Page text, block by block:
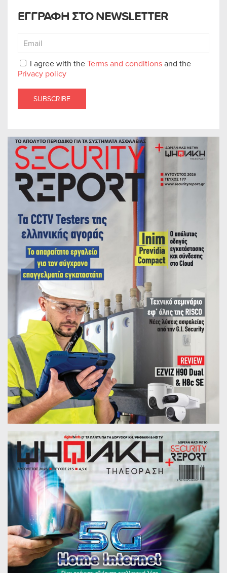
ΕΓΓΡΑΦΗ ΣΤΟ NEWSLETTER
I agree with theTerms and conditionsand the
Privacy policy
SUBSCRIBE